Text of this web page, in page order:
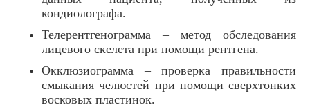
кондиолографа.
Телерентгенограмма – метод обследования
лицевого скелета при помощи рентгена.
Окклюзиограмма – проверка правильности
смыкания челюстей при помощи сверхтонких
восковых пластинок.